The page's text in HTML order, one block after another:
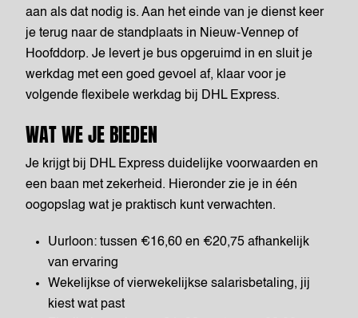
aan als dat nodig is. Aan het einde van je dienst keer
je terug naar de standplaats in Nieuw-Vennep of
Hoofddorp. Je levert je bus opgeruimd in en sluit je
werkdag met een goed gevoel af, klaar voor je
volgende flexibele werkdag bij DHL Express.
WAT WE JE BIEDEN
Je krijgt bij DHL Express duidelijke voorwaarden en
een baan met zekerheid. Hieronder zie je in één
oogopslag wat je praktisch kunt verwachten.
Uurloon: tussen €16,60 en €20,75 afhankelijk
van ervaring
Wekelijkse of vierwekelijkse salarisbetaling, jij
kiest wat past